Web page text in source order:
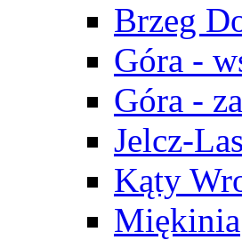
Brzeg
Góra -
Góra -
Jelcz-
Kąty
Miękinia